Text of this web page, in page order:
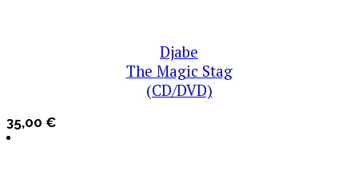
Djabe
The Magic Stag
(CD/DVD)
35,00 €